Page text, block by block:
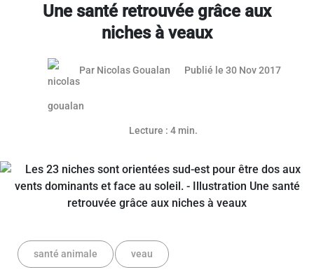
Une santé retrouvée grâce aux
niches à veaux
Article réservé aux abonnés
Par Nicolas Goualan Publié le 30 Nov 2017
Lecture : 4 min.
santé animale veau